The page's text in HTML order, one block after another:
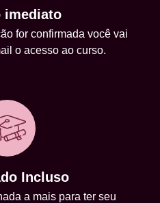
imediato
for confirmada você vai
o acesso ao curso.
Incluso
a mais para ter seu